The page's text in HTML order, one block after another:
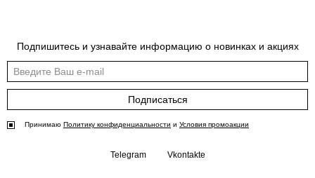
Подпишитесь и узнавайте информацию о новинках и акциях
Подписаться
Принимаю Политику конфиденциальности и Условия промоакции
Telegram Vkontakte